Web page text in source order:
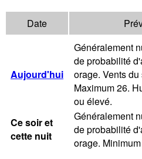
Date
Aujourd'hui
Généralement
de probabilité
orage. Vents
Maximum 26.
ou élevé.
Ce soir et
cette nuit
Généralement
de probabilité
orage.